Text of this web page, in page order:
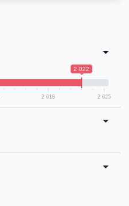
2 022
2 018 2 025